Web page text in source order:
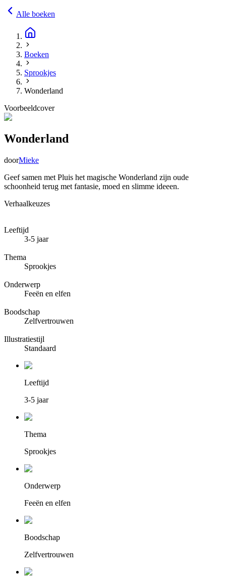
Alle boeken
Boeken
Sprookjes
Wonderland
Voorbeeldcover
Wonderland
doorMieke
Geef samen met Pluis het magische Wonderland zijn oude
schoonheid terug met fantasie, moed en slimme ideeen.
Verhaalkeuzes
Leeftijd
3-5 jaar
Thema
Sprookjes
Onderwerp
Feeën en elfen
Boodschap
Zelfvertrouwen
Illustratiestijl
Standaard
Leeftijd
3-5 jaar
Thema
Sprookjes
Onderwerp
Feeën en elfen
Boodschap
Zelfvertrouwen